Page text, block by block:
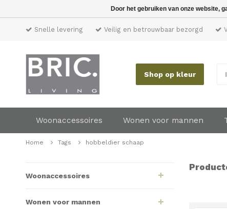
Snelle levering Veilig en betrouwbaar bezorgd
Shop op kleur
Woonaccessoires Wonen voor mannen
Home Tags hobbeldier schaap
Woonaccessoires
Wonen voor mannen
Door het gebruiken van onze website,